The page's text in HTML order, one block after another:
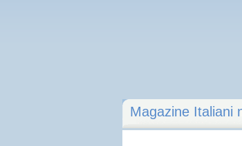
Magazine Italiani